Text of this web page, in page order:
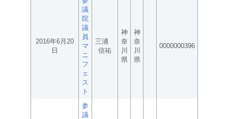
2016年6月20
日
議
院
議
員
マ
ニ
フ
ェ
ス
ト
三浦
信祐
神
奈
川
県
神
奈
川
県
0000000396
参
議